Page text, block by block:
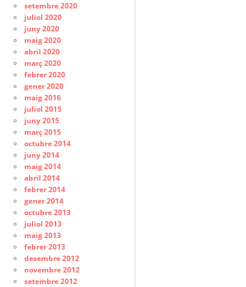
setembre 2020
juliol 2020
juny 2020
maig 2020
abril 2020
març 2020
febrer 2020
gener 2020
maig 2016
juliol 2015
juny 2015
març 2015
octubre 2014
juny 2014
maig 2014
abril 2014
febrer 2014
gener 2014
octubre 2013
juliol 2013
maig 2013
febrer 2013
desembre 2012
novembre 2012
setembre 2012